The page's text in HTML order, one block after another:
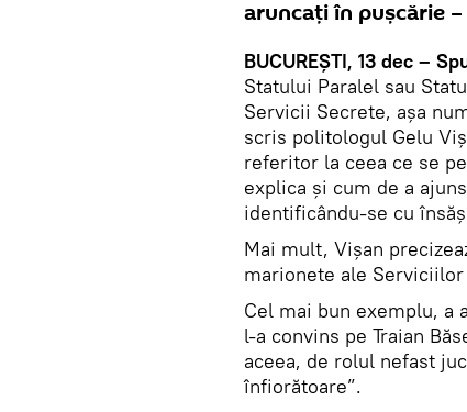
aruncaţi în puşcărie
BUCUREŞTI, 13 dec –
Statului Paralel sau
Servicii Secrete, aşa
scris politologul Gelu
referitor la ceea ce se
explica şi cum de a
identificându-se cu
Mai mult, Vişan
marionete ale
Cel mai bun exemplu, a
l-a convins pe Traian
aceea, de rolul nefast
înfiorătoare”.